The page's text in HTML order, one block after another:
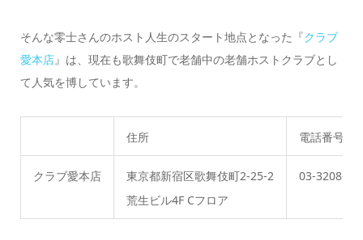
そんな零士さんのホスト人生のスタート地点となった『クラブ
愛本店』は、現在も歌舞伎町で老舗中の老舗ホストクラブとし
て人気を博しています。
住所 電話番号
クラブ愛本店
東京都新宿区歌舞伎町2-25-2
荒生ビル4F Cフロア
03-3208-